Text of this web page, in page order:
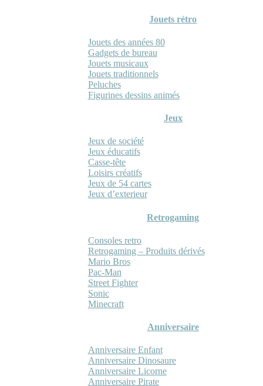
Jouets rétro
Jouets des années 80
Gadgets de bureau
Jouets musicaux
Jouets traditionnels
Peluches
Figurines dessins animés
Jeux
Jeux de société
Jeux éducatifs
Casse-tête
Loisirs créatifs
Jeux de 54 cartes
Jeux d’exterieur
Retrogaming
Consoles retro
Retrogaming – Produits dérivés
Mario Bros
Pac-Man
Street Fighter
Sonic
Minecraft
Anniversaire
Anniversaire Enfant
Anniversaire Dinosaure
Anniversaire Licorne
Anniversaire Pirate